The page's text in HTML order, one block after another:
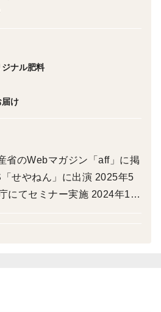
、味わいを是非...♪
タリアン料理、ダイニングバー
いてます。
上のご家庭に出荷しています。
～80個入っています。
日持ちが良いため、多くのご家
ています。
ナル肥料
け
省のWebマガジン「aff」に掲
せやねん」に出演 2025年5
にてセミナー実施 2024年10